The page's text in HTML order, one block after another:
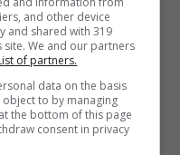
and other device
and shared with 319
We and our partners
of partners.
data on the basis
to by managing
the bottom of this page
consent in privacy